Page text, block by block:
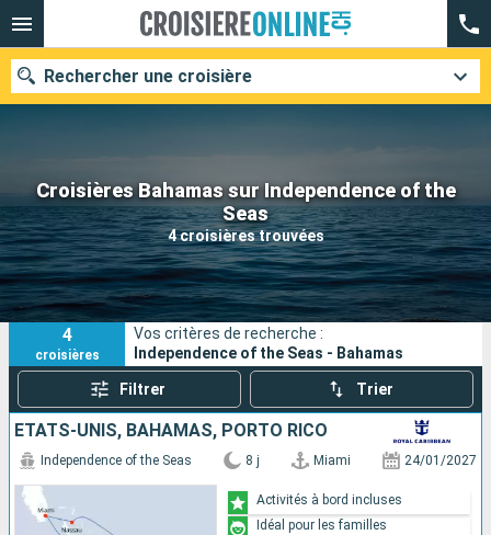
Croisières Bahamas sur Independence of the
Seas
4 croisières trouvées
Rechercher une croisière
Nos destinations
Mois de départ
Ports Compagnies
Rechercher
4
croisières
Vos critères de recherche :
Independence of the Seas - Bahamas
Filtrer Trier
ÉTATS-UNIS, BAHAMAS, PORTO RICO
Independence of the Seas 8 j Miami 24/01/2027
Activités à bord incluses
Idéal pour les familles